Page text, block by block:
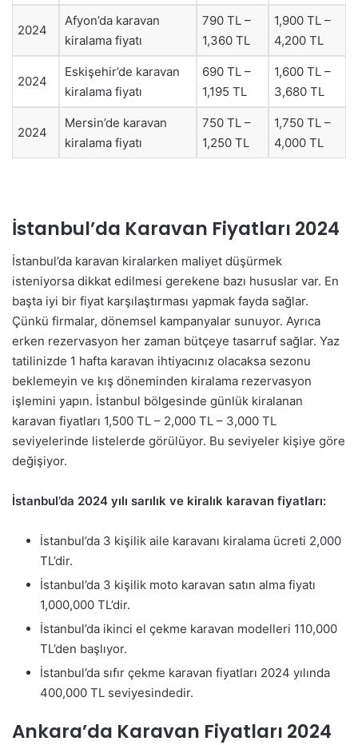
2024
Afyon’da karavan
kiralama fiyatı
790 TL –
1,360 TL
1,900 TL –
4,200 TL
2024
Eskişehir’de karavan
kiralama fiyatı
690 TL –
1,195 TL
1,600 TL –
3,680 TL
2024
Mersin’de karavan
kiralama fiyatı
750 TL –
1,250 TL
1,750 TL –
4,000 TL
İstanbul’da Karavan Fiyatları 2024
İstanbul’da karavan kiralarken maliyet düşürmek
isteniyorsa dikkat edilmesi gerekene bazı hususlar var. En
başta iyi bir fiyat karşılaştırması yapmak fayda sağlar.
Çünkü firmalar, dönemsel kampanyalar sunuyor. Ayrıca
erken rezervasyon her zaman bütçeye tasarruf sağlar. Yaz
tatilinizde 1 hafta karavan ihtiyacınız olacaksa sezonu
beklemeyin ve kış döneminden kiralama rezervasyon
işlemini yapın. İstanbul bölgesinde günlük kiralanan
karavan fiyatları 1,500 TL – 2,000 TL – 3,000 TL
seviyelerinde listelerde görülüyor. Bu seviyeler kişiye göre
değişiyor.
İstanbul’da 2024 yılı sarılık ve kiralık karavan fiyatları:
İstanbul’da 3 kişilik aile karavanı kiralama ücreti 2,000
TL’dir.
İstanbul’da 3 kişilik moto karavan satın alma fiyatı
1,000,000 TL’dir.
İstanbul’da ikinci el çekme karavan modelleri 110,000
TL’den başlıyor.
İstanbul’da sıfır çekme karavan fiyatları 2024 yılında
400,000 TL seviyesindedir.
Ankara’da Karavan Fiyatları 2024